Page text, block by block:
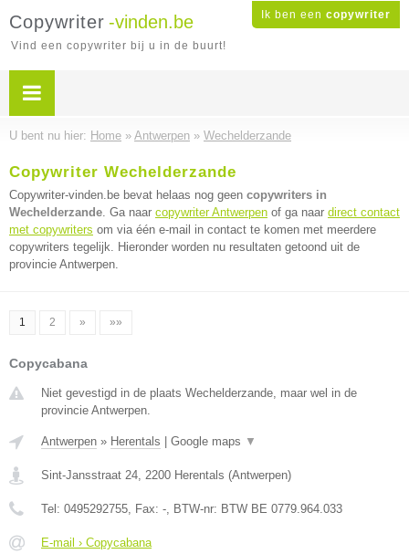
Ik ben een copywriter
Copywriter -vinden.be
Vind een copywriter bij u in de buurt!
U bent nu hier: Home » Antwerpen » Wechelderzande
Copywriter Wechelderzande
Copywriter-vinden.be bevat helaas nog geen copywriters in
Wechelderzande. Ga naar copywriter Antwerpen of ga naar direct contact
met copywriters om via één e-mail in contact te komen met meerdere
copywriters tegelijk. Hieronder worden nu resultaten getoond uit de
provincie Antwerpen.
1 2 » »»
Copycabana
Niet gevestigd in de plaats Wechelderzande, maar wel in de
provincie Antwerpen.
Antwerpen » Herentals Google maps ▼
Sint-Jansstraat 24, 2200 Herentals (Antwerpen)
Tel: 0495292755, Fax: -, BTW-nr: BTW BE 0779.964.033
E-mail › Copycabana